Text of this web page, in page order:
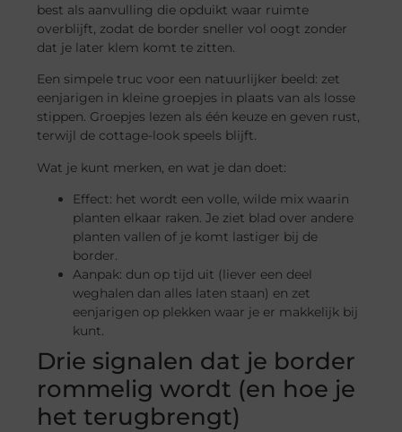
best als aanvulling die opduikt waar ruimte
overblijft, zodat de border sneller vol oogt zonder
dat je later klem komt te zitten.
Een simpele truc voor een natuurlijker beeld: zet
eenjarigen in kleine groepjes in plaats van als losse
stippen. Groepjes lezen als één keuze en geven rust,
terwijl de cottage-look speels blijft.
Wat je kunt merken, en wat je dan doet:
Effect: het wordt een volle, wilde mix waarin
planten elkaar raken. Je ziet blad over andere
planten vallen of je komt lastiger bij de
border.
Aanpak: dun op tijd uit (liever een deel
weghalen dan alles laten staan) en zet
eenjarigen op plekken waar je er makkelijk bij
kunt.
Drie signalen dat je border
rommelig wordt (en hoe je
het terugbrengt)